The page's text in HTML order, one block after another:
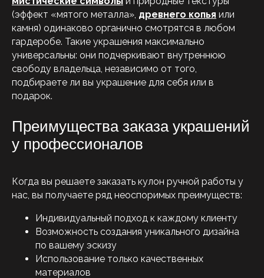
(эффект «мятого металла», древнего копья или
камня) одинаково органично смотрятся в любом
гардеробе. Такие украшения максимально
универсальны: они подчеркивают внутреннюю
свободу владельца, независимо от того,
подбираете ли вы украшение для себя или в
подарок.
Преимущества заказа украшений
у профессионалов
Когда вы решаете заказать кулон ручной работы у
нас, вы получаете ряд неоспоримых преимуществ:
Индивидуальный подход к каждому клиенту
Возможность создания уникального дизайна
по вашему эскизу
Использование только качественных
материалов